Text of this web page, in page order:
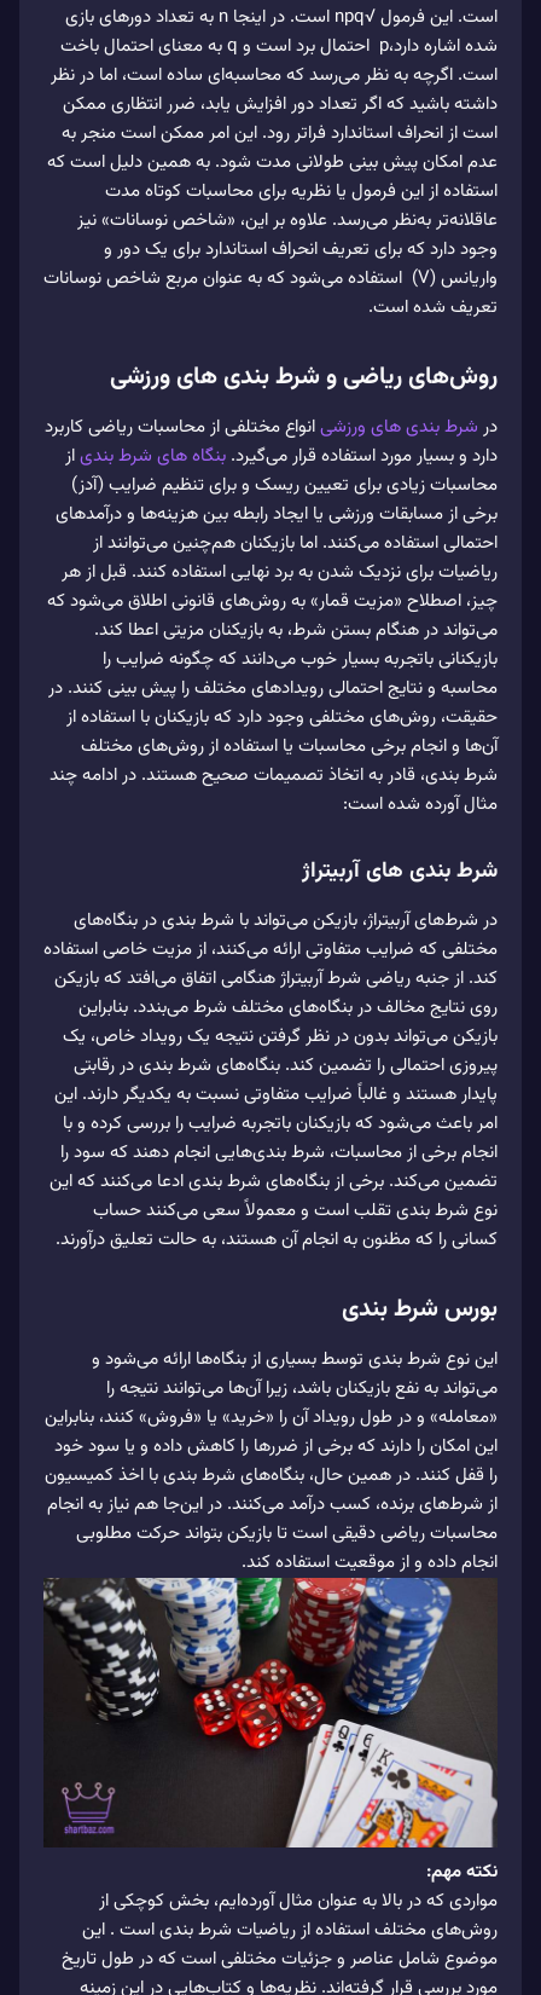
میلیون تومان است. این فرمول √npq است. در اینجا n به تعداد دورهای بازی
شده ‌اشاره دارد،p احتمال برد است و q به معنای احتمال باخت
است. اگرچه به نظر می‌‌رسد که محاسبه‌ای ساده ‌است، اما در نظر
داشته باشید که اگر تعداد دور افزایش یابد، ضرر انتظاری ممکن
است از انحراف استاندارد فراتر رود. این امر ممکن است منجر به
عدم امکان پیش بینی طولانی مدت شود. به همین دلیل است که
استفاده از این فرمول یا نظریه برای محاسبات کوتاه مدت
عاقلانه‌تر به‌نظر می‌رسد. علاوه بر این، «شاخص نوسانات» نیز
وجود دارد که برای تعریف انحراف استاندارد برای یک دور و
واریانس (V) استفاده می‌‌شود که به عنوان مربع شاخص نوسانات
تعریف شده‌ است.
روش‌های ریاضی و شرط بندی‌ های ورزشی
در شرط بندی‌ های ورزشیانواع مختلفی از محاسبات ریاضی کاربرد
دارد و بسیار مورد استفاده قرار می‌‌گیرد. بنگاه‌ های شرط بندیاز
محاسبات زیادی برای تعیین ریسک و برای تنظیم ضرایب (آدز)
برخی از مسابقات ورزشی یا ایجاد رابطه بین هزینه‌ها و درآمدهای
احتمالی استفاده می‌‌کنند. اما بازیکنان هم‌چنین می‌‌توانند از
ریاضیات برای نزدیک شدن به برد نهایی استفاده کنند. قبل از هر
چیز، اصطلاح «مزیت قمار» به روش‌های قانونی اطلاق می‌‌شود که
می‌‌تواند در هنگام بستن شرط‌، به بازیکنان مزیتی اعطا کند.
بازیکنانی باتجربه بسیار خوب می‌‌دانند که چگونه ضرایب را
محاسبه و نتایج احتمالی رویدادهای مختلف را پیش بینی کنند. در
حقیقت، روش‌های مختلفی وجود دارد که بازیکنان با استفاده از
آن‌ها و انجام برخی محاسبات یا استفاده‌ از روش‌های مختلف
شرط بندی، قادر به اتخاذ تصمیمات صحیح هستند. در ادامه چند
مثال آورده شده‌ است:
شرط‌ بندی های آربیتراژ
در شرط‌های آربیتراژ، بازیکن می‌‌تواند با شرط بندی در بنگاه‌های
مختلفی که ضرایب متفاوتی ارائه می‌‌کنند، از مزیت خاصی استفاده
کند. از جنبه ریاضی شرط‌ آربیتراژ هنگامی ‌‌اتفاق می‌‌افتد که بازیکن
روی نتایج مخالف در بنگاه‌های مختلف شرط می‌بندد. بنابراین
بازیکن می‌‌تواند بدون در نظر گرفتن نتیجه یک رویداد خاص، یک
پیروزی احتمالی را تضمین کند. بنگاه‌های شرط بندی در رقابتی
پایدار هستند و غالباً ضرایب متفاوتی نسبت به یکدیگر دارند. این
امر باعث می‌‌شود که بازیکنان باتجربه ضرایب را بررسی کرده و با
انجام برخی از محاسبات، شرط بندی‌هایی انجام دهند که سود را
تضمین می‌کند. برخی از بنگاه‌های شرط بندی ادعا می‌‌کنند که این
نوع شرط بندی تقلب است و معمولاً سعی می‌‌کنند حساب
کسانی را که مظنون به انجام آن هستند، به حالت تعلیق درآورند.
بورس شرط بندی
این نوع شرط بندی توسط بسیاری از بنگاه‌ها ارائه می‌‌شود و
می‌‌تواند به نفع بازیکنان باشد، زیرا آن‌ها می‌‌توانند نتیجه را
«معامله» و در طول رویداد آن را «خرید» یا «فروش» کنند، بنابراین
این امکان را دارند که برخی از ضررها را کاهش داده و یا سود خود
را قفل کنند. در همین حال، بنگاه‌های شرط بندی با اخذ کمیسیون‌
از شرط‌های برنده، کسب درآمد می‌‌کنند. در این‌جا هم نیاز به انجام
محاسبات ریاضی دقیقی است تا بازیکن بتواند حرکت مطلوبی
انجام داده و از موقعیت استفاده کند.
نکته مهم:
مواردی که در بالا به عنوان مثال آورده‌ایم، بخش کوچکی از
روش‌های مختلف استفاده ‌از ریاضیات شرط بندی است . این
موضوع شامل عناصر و جزئیات مختلفی است که در طول تاریخ
مورد بررسی قرار گرفته‌اند. نظریه‌ها و کتاب‌هایی در این زمینه